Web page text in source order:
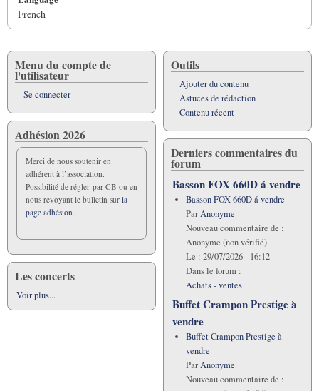
French
Menu du compte de
l'utilisateur
Se connecter
Adhésion 2026
Merci de nous soutenir en
adhérent à l’association.
Possibilité de régler par CB ou en
nous revoyant le bulletin sur la
page adhésion.
Les concerts
Voir plus...
Outils
Ajouter du contenu
Astuces de rédaction
Contenu récent
Derniers commentaires du
forum
Basson FOX 660D á vendre
Basson FOX 660D á vendre
ParAnonyme
Nouveau commentaire de :
Anonyme (non vérifié)
Le : 29/07/2026 - 16:12
Dans le forum :
Achats - ventes
Buffet Crampon Prestige à
vendre
Buffet Crampon Prestige à
vendre
ParAnonyme
Nouveau commentaire de :